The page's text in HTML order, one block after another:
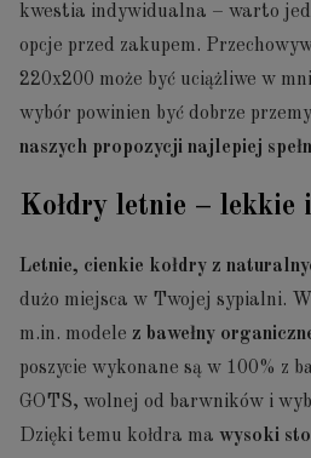
kwestia indywidualna – warto
opcje przed zakupem.
220x200 może być uciążliwe w
wybór powinien być dobrze
naszych propozycji najlepiej
Kołdry letnie – lekkie
Letnie, cienkie kołdry z
dużo miejsca w Twojej sypialni.
m.in. modele z bawełny
poszycie wykonane są w 100% z
GOTS, wolnej od barwników i
Dzięki temu kołdra ma wysoki